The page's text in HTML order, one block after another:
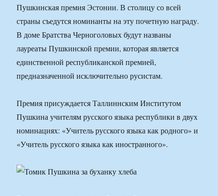
Пушкинская премия Эстонии. В столицу со всей
страны съедутся номинанты на эту почетную награду.
В доме Братства Черноголовых будут названы
лауреаты Пушкинской премии, которая является
единственной республиканской премией,
предназначенной исключительно русистам.
Премия присуждается Таллиннским Институтом
Пушкина учителям русского языка республики в двух
номинациях: «Учитель русского языка как родного» и
«Учитель русского языка как иностранного».